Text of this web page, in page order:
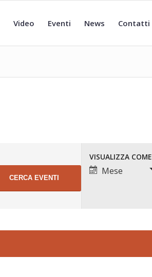
Video Eventi News Contatti
VISUALIZZA COME
Mese